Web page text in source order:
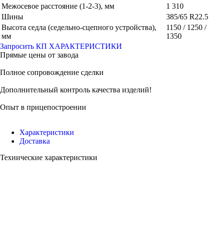
Межосевое расстояние (1-2-3), мм
1 310
Шины
385/65 R22.5
Высота седла (седельно-сцепного устройства),
мм
1150 / 1250 /
1350
Запросить КП ХАРАКТЕРИСТИКИ
Прямые цены от завода
Полное сопровождение сделки
Дополнительный контроль качества изделий!
Опыт в прицепостроении
Характеристики
Доставка
Технические характеристики